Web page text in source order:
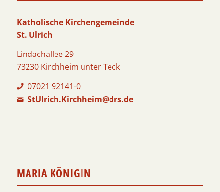
Katholische Kirchengemeinde
St. Ulrich
Lindachallee 29
73230 Kirchheim unter Teck
07021 92141-0
StUlrich.Kirchheim@drs.de
MARIA KÖNIGIN